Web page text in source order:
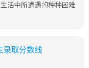
活中所遭遇的种种困难
录取分数线